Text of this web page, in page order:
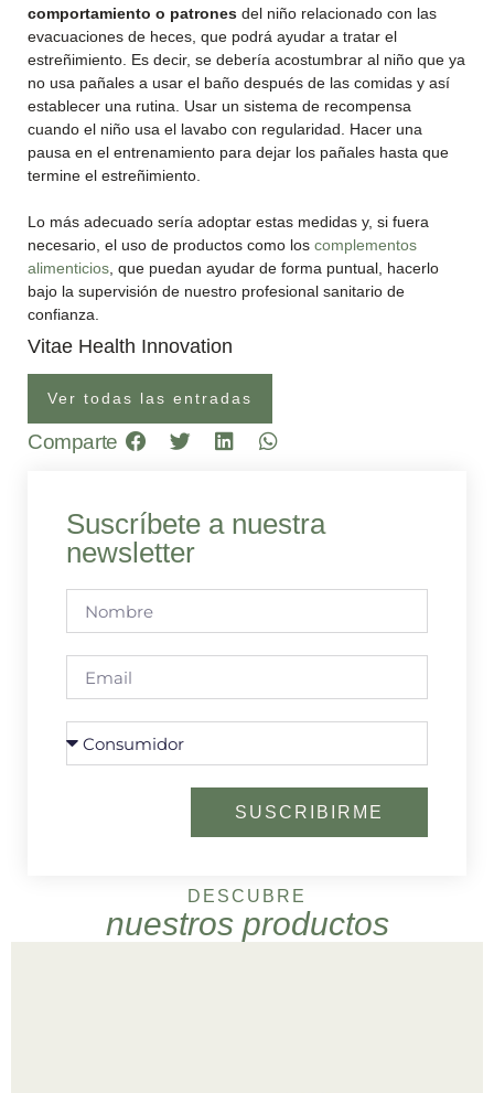
comportamiento o patrones del niño relacionado con las
evacuaciones de heces, que podrá ayudar a tratar el
estreñimiento. Es decir, se debería acostumbrar al niño que ya
no usa pañales a usar el baño después de las comidas y así
establecer una rutina. Usar un sistema de recompensa
cuando el niño usa el lavabo con regularidad. Hacer una
pausa en el entrenamiento para dejar los pañales hasta que
termine el estreñimiento.
Lo más adecuado sería adoptar estas medidas y, si fuera
necesario, el uso de productos como los complementos
alimenticios , que puedan ayudar de forma puntual, hacerlo
bajo la supervisión de nuestro profesional sanitario de
confianza.
Vitae Health Innovation
Ver todas las entradas
Comparte
Suscríbete a nuestra
newsletter
SUSCRIBIRME
DESCUBRE
nuestros productos